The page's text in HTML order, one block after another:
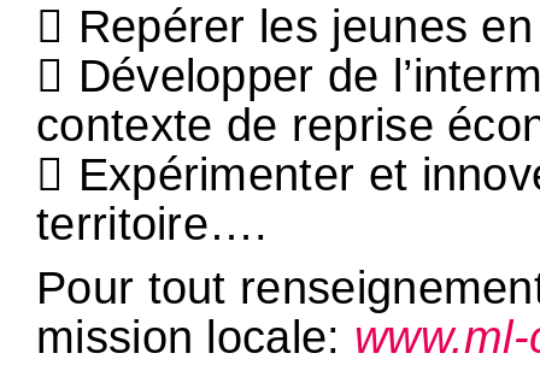
 Repérer les jeunes
 Développer de
contexte de reprise
 Expérimenter et
territoire….
Pour tout
mission locale: